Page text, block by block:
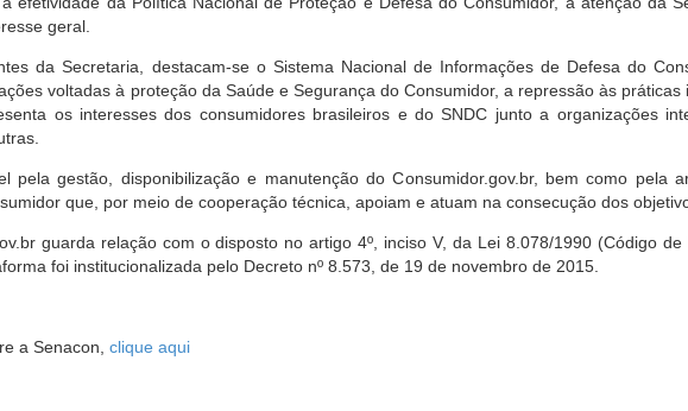
geral.
da Secretaria, destacam-se o Sistema Nacional de Informações de Defesa do
voltadas à proteção da Saúde e Segurança do Consumidor, a repressão às
os interesses dos consumidores brasileiros e do SNDC junto a organizações
pela gestão, disponibilização e manutenção do Consumidor.gov.br, bem como pela
que, por meio de cooperação técnica, apoiam e atuam na consecução dos
guarda relação com o disposto no artigo 4º, inciso V, da Lei 8.078/1990 (Código
foi institucionalizada pelo Decreto nº 8.573, de 19 de novembro de 2015.
a Senacon, clique aqui